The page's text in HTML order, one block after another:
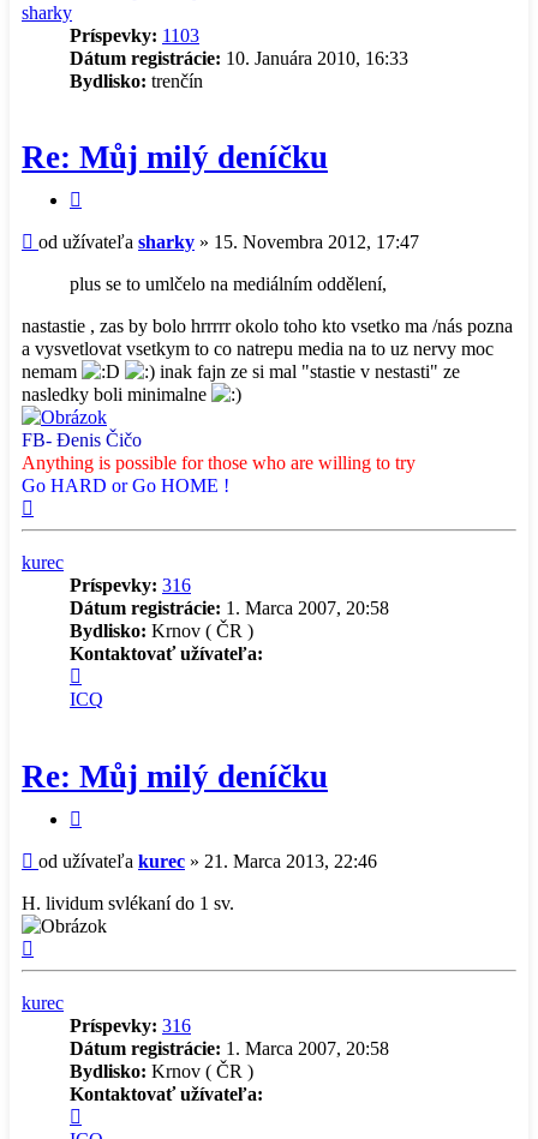
sharky
Príspevky: 1103
Dátum registrácie: 10. Januára 2010, 16:33
Bydlisko: trenčín
Re: Můj milý deníčku
Príspevok
od užívateľa sharky » 15. Novembra 2012, 17:47
plus se to umlčelo na mediálním oddělení,
nastastie , zas by bolo hrrrrr okolo toho kto vsetko ma /nás pozna
a vysvetlovat vsetkym to co natrepu media na to uz nervy moc
nemam
inak fajn ze si mal "stastie v nestasti" ze
nasledky boli minimalne
FB- Đenis Čičo
Anything is possible for those who are willing to try
Go HARD or Go HOME !
kurec
Príspevky: 316
Dátum registrácie: 1. Marca 2007, 20:58
Bydlisko: Krnov ( ČR )
Kontaktovať užívateľa:
informácie
kurec
ICQ
Re: Můj milý deníčku
Príspevok
od užívateľa kurec » 21. Marca 2013, 22:46
H. lividum svlékaní do 1 sv.
kurec
Príspevky: 316
Dátum registrácie: 1. Marca 2007, 20:58
Bydlisko: Krnov ( ČR )
Kontaktovať užívateľa: